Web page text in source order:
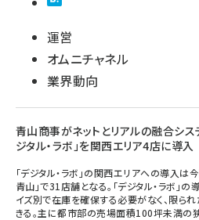
運営
オムニチャネル
業界動向
青山商事がネットとリアルの融合シス
ジタル・ラボ」を関西エリア4店に導入
「デジタル・ラボ」の関西エリアへの導入は
青山」で31店舗となる。「デジタル・ラボ」
イズ別で在庫を確保する必要がなく、限ら
きる。主に都市部の売場面積100坪未満の